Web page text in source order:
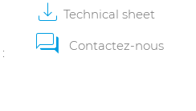
Technical sheet
Contactez-nous